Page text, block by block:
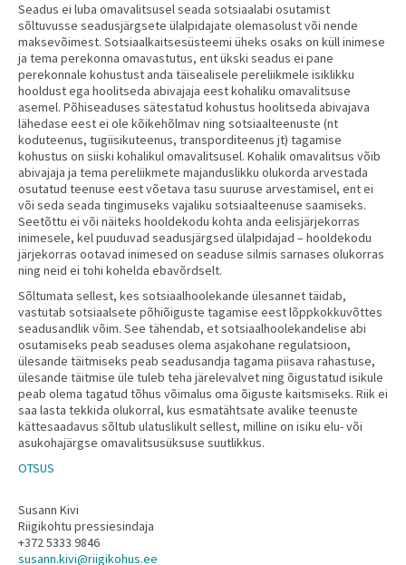
Seadus ei luba omavalitsusel seada sotsiaalabi osutamist
sõltuvusse seadusjärgsete ülalpidajate olemasolust või nende
maksevõimest. Sotsiaalkaitsesüsteemi üheks osaks on küll inimese
ja tema perekonna omavastutus, ent ükski seadus ei pane
perekonnale kohustust anda täisealisele pereliikmele isiklikku
hooldust ega hoolitseda abivajaja eest kohaliku omavalitsuse
asemel. Põhiseaduses sätestatud kohustus hoolitseda abivajava
lähedase eest ei ole kõikehõlmav ning sotsiaalteenuste (nt
koduteenus, tugiisikuteenus, transporditeenus jt) tagamise
kohustus on siiski kohalikul omavalitsusel. Kohalik omavalitsus võib
abivajaja ja tema pereliikmete majanduslikku olukorda arvestada
osutatud teenuse eest võetava tasu suuruse arvestamisel, ent ei
või seda seada tingimuseks vajaliku sotsiaalteenuse saamiseks.
Seetõttu ei või näiteks hooldekodu kohta anda eelisjärjekorras
inimesele, kel puuduvad seadusjärgsed ülalpidajad – hooldekodu
järjekorras ootavad inimesed on seaduse silmis sarnases olukorras
ning neid ei tohi kohelda ebavõrdselt.
Sõltumata sellest, kes sotsiaalhoolekande ülesannet täidab,
vastutab sotsiaalsete põhiõiguste tagamise eest lõppkokkuvõttes
seadusandlik võim. See tähendab, et sotsiaalhoolekandelise abi
osutamiseks peab seaduses olema asjakohane regulatsioon,
ülesande täitmiseks peab seadusandja tagama piisava rahastuse,
ülesande täitmise üle tuleb teha järelevalvet ning õigustatud isikule
peab olema tagatud tõhus võimalus oma õiguste kaitsmiseks. Riik ei
saa lasta tekkida olukorral, kus esmatähtsate avalike teenuste
kättesaadavus sõltub ulatuslikult sellest, milline on isiku elu- või
asukohajärgse omavalitsusüksuse suutlikkus.
OTSUS
Susann Kivi
Riigikohtu pressiesindaja
+372 5333 9846
susann.kivi@riigikohus.ee